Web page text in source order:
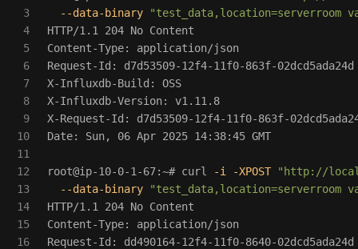
3
4
5
6
7
8
9
10
11
12
13
14
15
16
--data-binary
"test_data,location=serverroom
HTTP/1.1 204 No Content
Content-Type: application/json
Request-Id: d7d53509-12f4-11f0-863f-02dcd5ada24d
X-Influxdb-Build: OSS
X-Influxdb-Version: v1.11.8
X-Request-Id: d7d53509-12f4-11f0-863f-
Date: Sun, 06 Apr 2025 14:38:45 GMT
root@ip-10-0-1-67:~# curl -i -XPOST
"http://
--data-binary
"test_data,location=serverroom
HTTP/1.1 204 No Content
Content-Type: application/json
Request-Id: dd490164-12f4-11f0-8640-02dcd5ada24d